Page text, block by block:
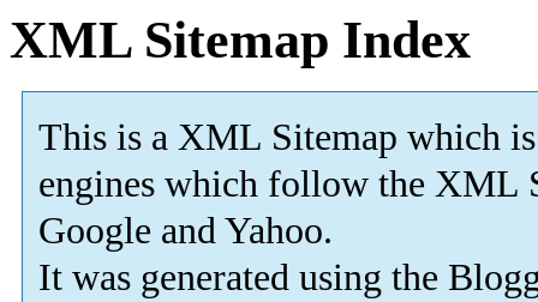
XML Sitemap Index
This is a XML Sitemap which is
engines which follow the XML
Google and Yahoo.
It was generated using the